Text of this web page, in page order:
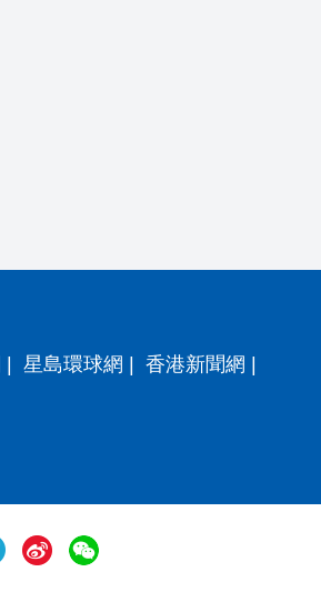
星島環球網 香港新聞網